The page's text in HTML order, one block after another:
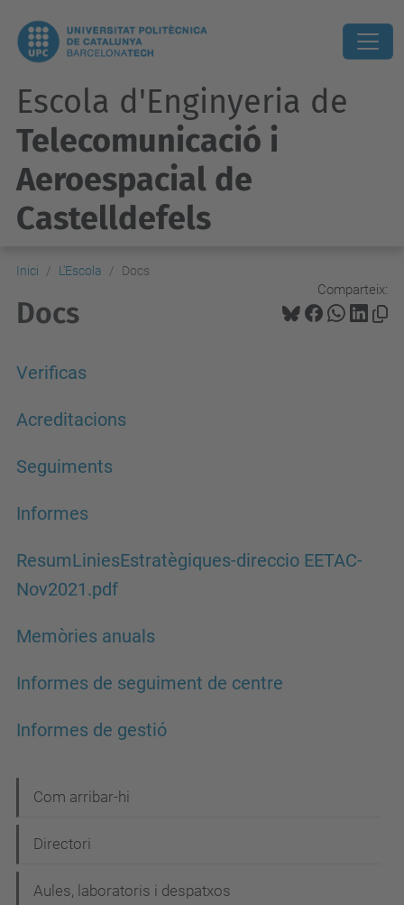
Escola d'Enginyeria de
Telecomunicació i
Aeroespacial de
Castelldefels
Inici L'Escola Docs
Comparteix:
Docs
Verificas
Acreditacions
Seguiments
Informes
ResumLiniesEstratègiques-direccio EETAC-
Nov2021.pdf
Memòries anuals
Informes de seguiment de centre
Informes de gestió
a
v
Com arribar-hi
Directori
Aules, laboratoris i despatxos